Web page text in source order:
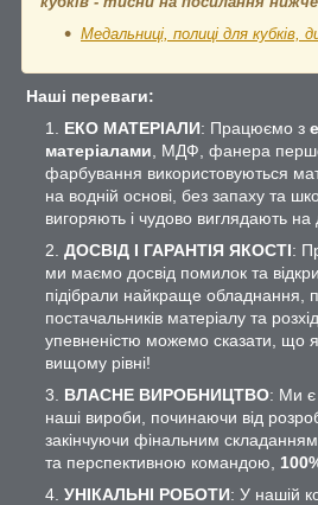
Медальниці, полиці для кубків,
Наші переваги:
ЕКО МАТЕРІАЛИ: Працюємо з
матеріалами , МДФ, фанера
фарбування використовуються
на водній основі, без запаху та
вигоряють і чудово виглядають на
ДОСВІД І ГАРАНТІЯ ЯКОСТІ:
ми маємо досвід помилок та
підібрали найкраще обладнання,
постачальників матеріалу та
упевненістю можемо сказати, що
вищому рівні!
ВЛАСНЕ ВИРОБНИЦТВО: Ми є
наші вироби, починаючи від
закінчуючи фінальним
та перспективною командою,
УНІКАЛЬНІ РОБОТИ: У нашій